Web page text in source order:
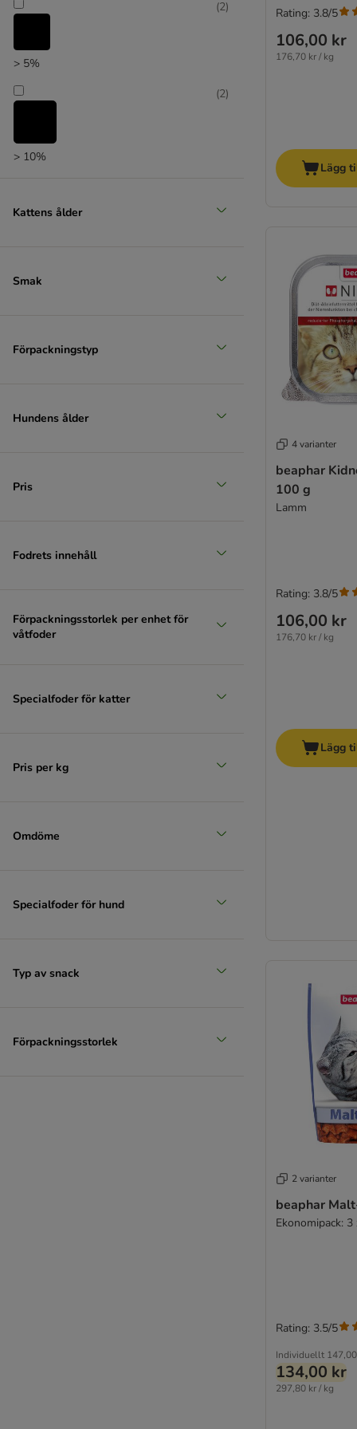
> 5%
(2)
> 10%
(2)
Kattens ålder
Smak
Förpackningstyp
Hundens ålder
Pris
Fodrets innehåll
Förpackningsstorlek per enhet för
våtfoder
Specialfoder för katter
Pris per kg
Omdöme
Specialfoder för hund
Typ av snack
Förpackningsstorlek
106,00 kr
176,70 kr / kg
Rating: 3.8/5
Lägg
4 varianter
beaphar
100 g
Lamm
106,00 kr
176,70 kr / kg
Rating: 3.8/5
Lägg
2 varianter
beaphar
Ekonomipack:
Individuellt
134,00 kr
297,80 kr / kg
Rating: 3.5/5